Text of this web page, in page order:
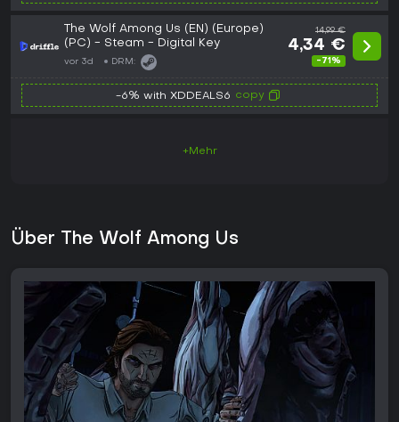
The Wolf Among Us (EN) (Europe)
(PC) - Steam - Digital Key
vor 3d DRM:
14,99 €
4,34 €
-71%
-6% with XDDEALS6 copy
+Mehr
Über The Wolf Among Us